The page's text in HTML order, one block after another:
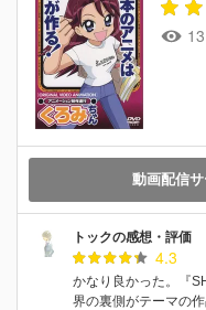
13
動画配信
トックの感想・評価
4.3
かなり良かった。『
界の裏側がテーマの